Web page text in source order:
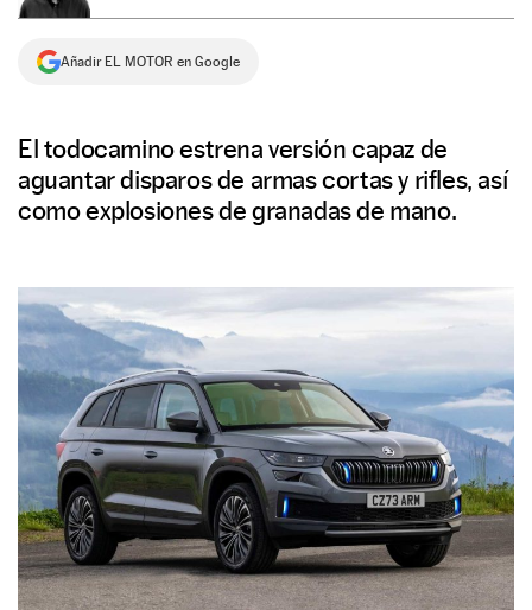
Añadir EL MOTOR en Google
El todocamino estrena versión capaz de
aguantar disparos de armas cortas y rifles, así
como explosiones de granadas de mano.